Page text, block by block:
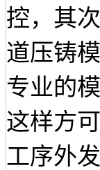
控，其
道压铸
专业的
这样方
工序外